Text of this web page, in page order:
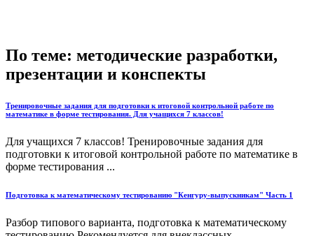
По теме: методические разработки,
презентации и конспекты
Тренировочные задания для подготовки к итоговой контрольной работе по
математике в форме тестирования. Для учащихся 7 классов!
Для учащихся 7 классов! Тренировочные задания для
подготовки к итоговой контрольной работе по математике в
форме тестирования ...
Подготовка к математическому тестированию "Кенгуру-выпускникам" Часть 1
Разбор типового варианта, подготовка к математическому